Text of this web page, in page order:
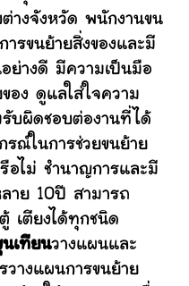
างจังหวัด พนักงานขน
รขนย้ายสิ่งของและมี
อย่างดี มีความเป็นมือ
อง ดูแลใส่ใจความ
บผิดชอบต่องานที่ได้
ณ์ในการช่วยขนย้าย
อไม่ ชำนาญการและมี
าย 10ปี สามารถ
เตียงได้ทุกชนิด
นเทียนวางแผนและ
วางแผนการขนย้าย